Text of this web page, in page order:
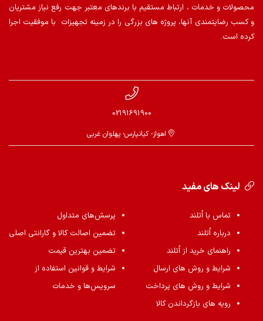
محصولات و خدمات ، ارتباط مستقیم با برندهای معتبر جهت رفع نیاز مشتریان
و کسب رضایتمندی آنها، پروژه های بزرگی را در زمینه تجهیزات با موفقیت اجرا
کرده است.
02191691900
اهواز- کیانپارس- پهلوان غربی
لینک های مفید
تماس با اُتلند
درباره اُتلند
راهنمای خرید از اُتلند
شرایط و روش های ارسال
شرایط و روش های پرداخت
رویه های بازگرداندن کالا
پرسش‌های متداول
تضمین اصالت کالا و گارانتی اصلی
تضمین بهترین قیمت
شرایط و قوانین استفاده از
سرویس‌ها و خدمات